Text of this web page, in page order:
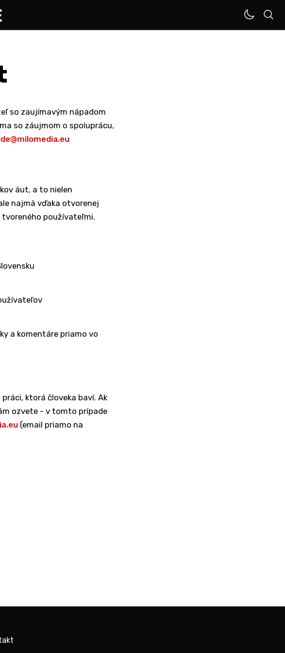
so zaujímavým nápadom
so záujmom o spoluprácu,
áut, a to nielen
najmä vďaka otvorenej
používateľmi.
a komentáre priamo vo
ktorá človeka baví. Ak
ozvete - v tomto prípade
(email priamo na